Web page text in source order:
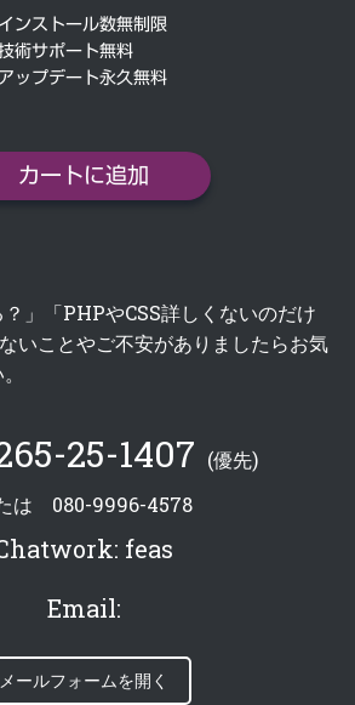
インストール数無制限
術サポート無料
アップデート永久無料
カートに追加
？」「PHPやCSS詳しくないのだけ
いことやご不安がありましたらお気
25-1407 (優先)
は 080-9996-4578
feas
Email:
メールフォームを開く